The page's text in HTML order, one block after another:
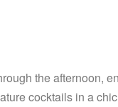
the afternoon,
cocktails in a